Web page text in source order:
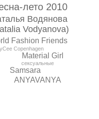
лето 2010
Водянова
Vodyanova)
Fashion Friends
Material Girl
Samsara
ANYAVANYA
сексуальные
Copenhagen